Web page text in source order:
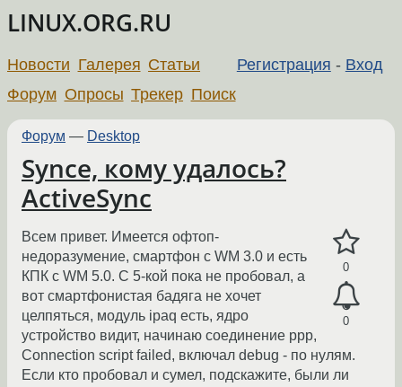
LINUX.ORG.RU
Регистрация - Вход
Новости Галерея Статьи
Форум Опросы Трекер Поиск
Форум — Desktop
Synce, кому удалось?
ActiveSync
0
0
Всем привет. Имеется офтоп-
недоразумение, смартфон с WM 3.0 и есть
КПК с WM 5.0. С 5-кой пока не пробовал, а
вот смартфонистая бадяга не хочет
целпяться, модуль ipaq есть, ядро
устройство видит, начинаю соединение ppp,
Connection script failed, включал debug - по нулям.
Если кто пробовал и сумел, подскажите, были ли